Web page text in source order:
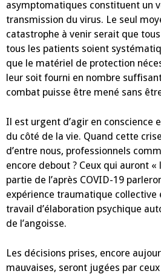
asymptomatiques constituent un
transmission du virus. Le seul
catastrophe à venir serait que
tous les patients soient
que le matériel de protection
leur soit fourni en nombre
combat puisse être mené sans
Il est urgent d’agir en conscience
du côté de la vie. Quand cette
d’entre nous, professionnels
encore debout ? Ceux qui auront «
partie de l’après COVID-19
expérience traumatique collective
travail d’élaboration psychique
de l’angoisse.
Les décisions prises, encore
mauvaises, seront jugées par